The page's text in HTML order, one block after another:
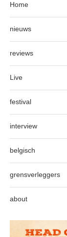
Home
nieuws
reviews
Live
festival
interview
belgisch
grensverleggers
about